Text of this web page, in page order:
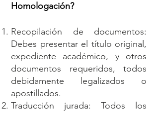
Homologación?
Recopilación de documentos:
Debes presentar el título original,
expediente académico, y otros
documentos requeridos, todos
debidamente legalizados o
apostillados.
Traducción jurada: Todos los